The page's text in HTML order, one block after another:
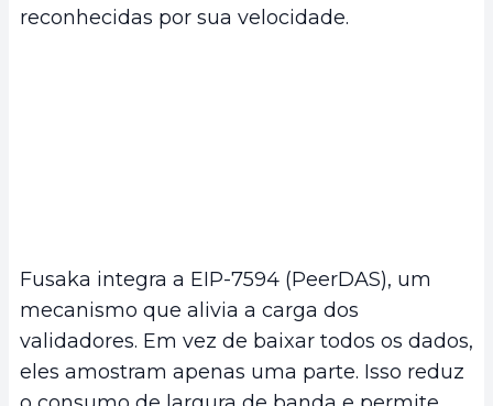
reconhecidas por sua velocidade.
Fusaka integra a EIP-7594 (PeerDAS), um
mecanismo que alivia a carga dos
validadores. Em vez de baixar todos os dados,
eles amostram apenas uma parte. Isso reduz